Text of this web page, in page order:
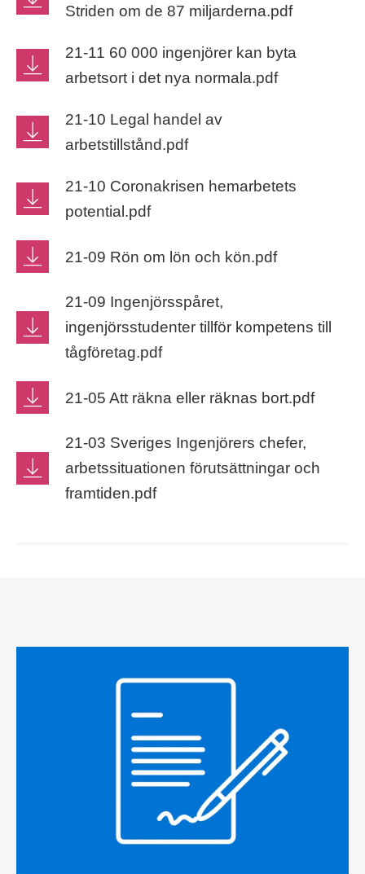
Striden om de 87 miljarderna.pdf
21-11 60 000 ingenjörer kan byta
arbetsort i det nya normala.pdf
21-10 Legal handel av
arbetstillstånd.pdf
21-10 Coronakrisen hemarbetets
potential.pdf
21-09 Rön om lön och kön.pdf
21-09 Ingenjörsspåret,
ingenjörsstudenter tillför kompetens till
tågföretag.pdf
21-05 Att räkna eller räknas bort.pdf
21-03 Sveriges Ingenjörers chefer,
arbetssituationen förutsättningar och
framtiden.pdf